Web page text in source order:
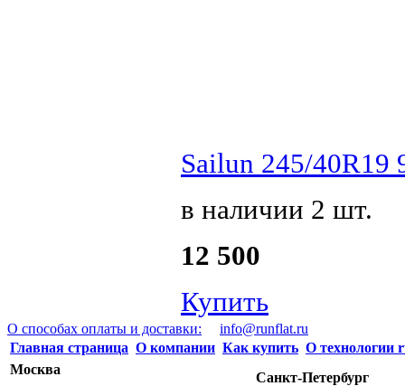
Sailun 245/40R19
в наличии 2 шт.
12 500
Купить
О способах оплаты и доставки:
info@runflat.ru
Главная страница О компании Как купить О технологии
Москва
Санкт-Петербург